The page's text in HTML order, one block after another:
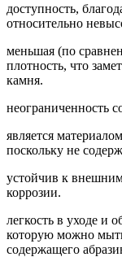
доступность,
относительно
меньшая (по
плотность, что
камня.
неограниченность
является
поскольку не
устойчив к
коррозии.
легкость в уходе и
которую можно
содержащего